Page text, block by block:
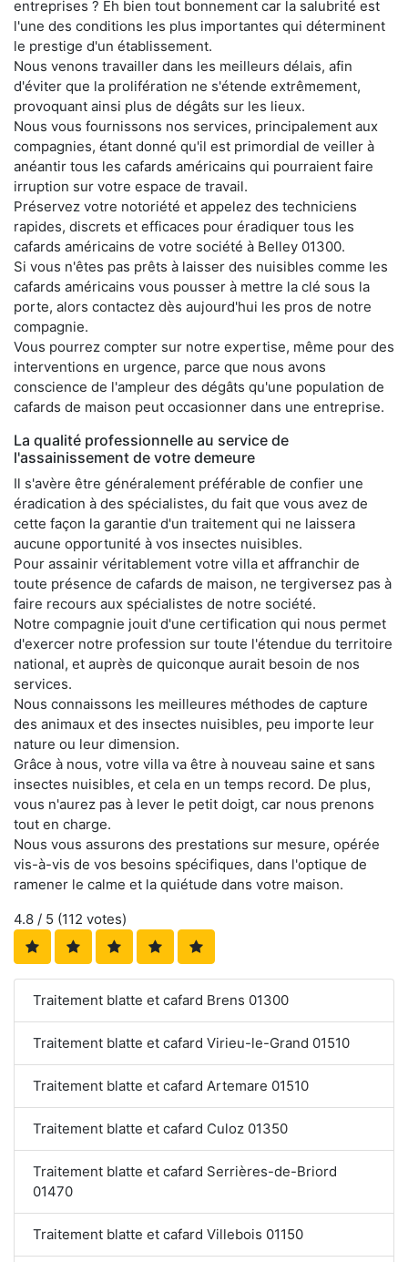
entreprises ? Eh bien tout bonnement car la salubrité est
l'une des conditions les plus importantes qui déterminent
le prestige d'un établissement.
Nous venons travailler dans les meilleurs délais, afin
d'éviter que la prolifération ne s'étende extrêmement,
provoquant ainsi plus de dégâts sur les lieux.
Nous vous fournissons nos services, principalement aux
compagnies, étant donné qu'il est primordial de veiller à
anéantir tous les cafards américains qui pourraient faire
irruption sur votre espace de travail.
Préservez votre notoriété et appelez des techniciens
rapides, discrets et efficaces pour éradiquer tous les
cafards américains de votre société à Belley 01300.
Si vous n'êtes pas prêts à laisser des nuisibles comme les
cafards américains vous pousser à mettre la clé sous la
porte, alors contactez dès aujourd'hui les pros de notre
compagnie.
Vous pourrez compter sur notre expertise, même pour des
interventions en urgence, parce que nous avons
conscience de l'ampleur des dégâts qu'une population de
cafards de maison peut occasionner dans une entreprise.
La qualité professionnelle au service de
l'assainissement de votre demeure
Il s'avère être généralement préférable de confier une
éradication à des spécialistes, du fait que vous avez de
cette façon la garantie d'un traitement qui ne laissera
aucune opportunité à vos insectes nuisibles.
Pour assainir véritablement votre villa et affranchir de
toute présence de cafards de maison, ne tergiversez pas à
faire recours aux spécialistes de notre société.
Notre compagnie jouit d'une certification qui nous permet
d'exercer notre profession sur toute l'étendue du territoire
national, et auprès de quiconque aurait besoin de nos
services.
Nous connaissons les meilleures méthodes de capture
des animaux et des insectes nuisibles, peu importe leur
nature ou leur dimension.
Grâce à nous, votre villa va être à nouveau saine et sans
insectes nuisibles, et cela en un temps record. De plus,
vous n'aurez pas à lever le petit doigt, car nous prenons
tout en charge.
Nous vous assurons des prestations sur mesure, opérée
vis-à-vis de vos besoins spécifiques, dans l'optique de
ramener le calme et la quiétude dans votre maison.
4.8 / 5 (112 votes)
Traitement blatte et cafard Brens 01300
Traitement blatte et cafard Virieu-le-Grand 01510
Traitement blatte et cafard Artemare 01510
Traitement blatte et cafard Culoz 01350
Traitement blatte et cafard Serrières-de-Briord
01470
Traitement blatte et cafard Villebois 01150